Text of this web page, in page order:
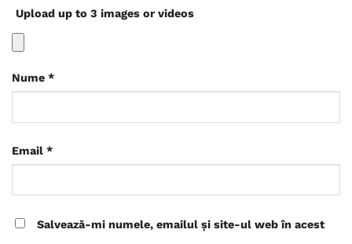
Upload up to 3 images or videos
Nume *
Email *
Salvează-mi numele, emailul și site-ul web în acest